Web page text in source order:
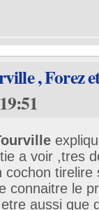
, Forez
a voir ,tres
cochon tirelire
connaitre le
aussi que